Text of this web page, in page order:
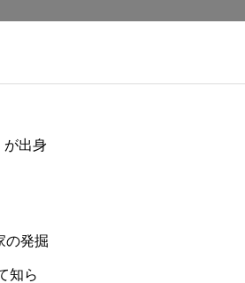
が出身
の発掘
知ら